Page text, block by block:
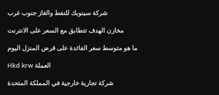
شركة سينوبك للنفط والغاز جنوب غرب
مخازن الهدف تتطابق مع السعر على الانترنت
ما هو متوسط ​​سعر الفائدة على قرض المنزل اليوم
Hkd krw العملة
شركة تجارية خارجية في المملكة المتحدة